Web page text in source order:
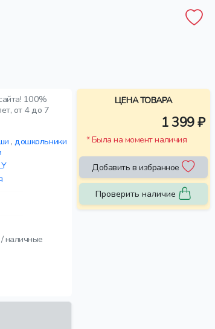
100%
от 4 до 7
,дошкольники
наличные
ЦЕНА ТОВАРА
1 399 ₽
* Была на момент наличия
Добавить в избранное
Проверить наличие